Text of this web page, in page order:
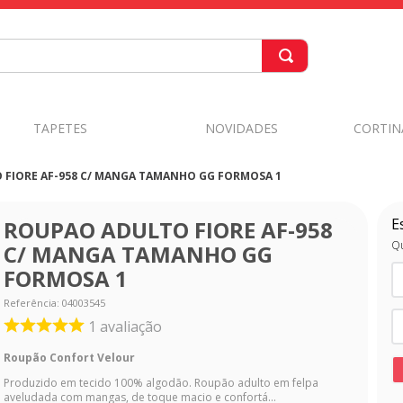
TAPETES NOVIDADES
FIORE AF-958 C/ MANGA TAMANHO GG FORMOSA 1
ROUPAO ADULTO FIORE AF-958
C/ MANGA TAMANHO GG
FORMOSA 1
Referência: 04003545
1 avaliação
Roupão Confort Velour
Produzido em tecido 100% algodão. Roupão adulto em felpa
aveludada com mangas, de toque macio e confortá...